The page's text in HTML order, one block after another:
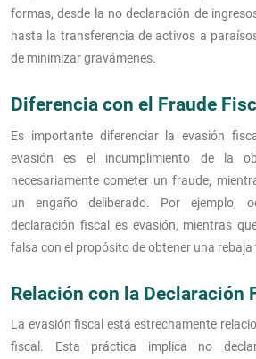
formas, desde la no declaración de
hasta la transferencia de activos a
de minimizar gravámenes.
Diferencia con el Fraude
Es importante diferenciar la evasión
evasión es el incumplimiento de la
necesariamente cometer un fraude,
un engaño deliberado. Por ejemplo,
declaración fiscal es evasión, mientras
falsa con el propósito de obtener una
Relación con la Declaración
La evasión fiscal está estrechamente
fiscal. Esta práctica implica no